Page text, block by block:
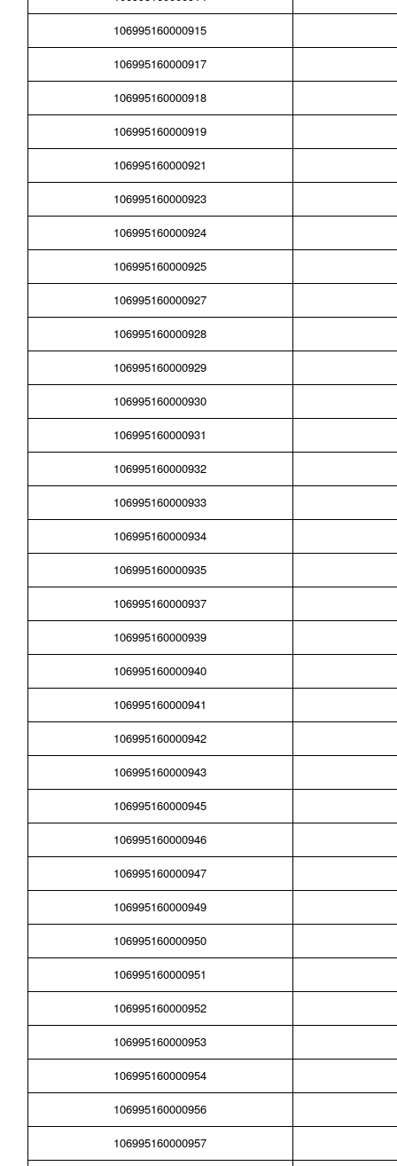
106995160000915
106995160000917
106995160000918
106995160000919
106995160000921
106995160000923
106995160000924
106995160000925
106995160000927
106995160000928
106995160000929
106995160000930
106995160000931
106995160000932
106995160000933
106995160000934
106995160000935
106995160000937
106995160000939
106995160000940
106995160000941
106995160000942
106995160000943
106995160000945
106995160000946
106995160000947
106995160000949
106995160000950
106995160000951
106995160000952
106995160000953
106995160000954
106995160000956
106995160000957